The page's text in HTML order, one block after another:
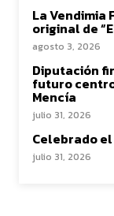
La Vendimia
original de
agosto 3, 2026
Diputación
futuro
Mencía
julio 31, 2026
Celebrado
julio 31, 2026